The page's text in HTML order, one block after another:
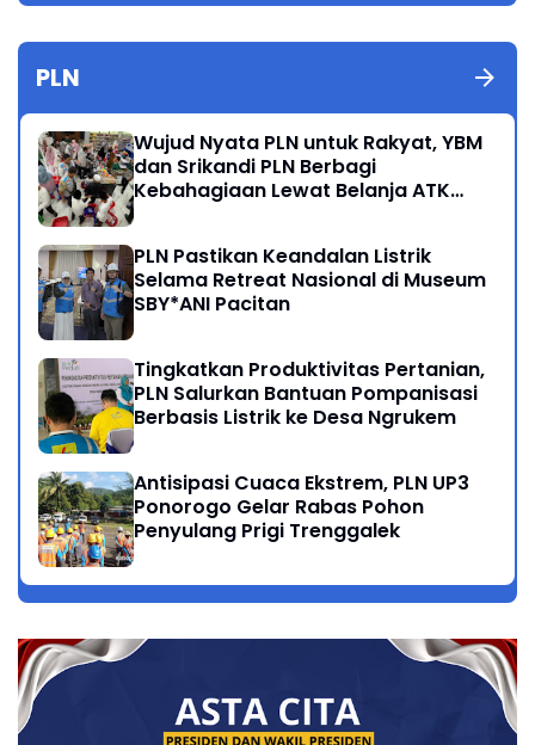
PLN
Wujud Nyata PLN untuk Rakyat, YBM
dan Srikandi PLN Berbagi
Kebahagiaan Lewat Belanja ATK
PLN Pastikan Keandalan Listrik
Selama Retreat Nasional di Museum
SBY*ANI Pacitan
Tingkatkan Produktivitas Pertanian,
PLN Salurkan Bantuan Pompanisasi
Berbasis Listrik ke Desa Ngrukem
Antisipasi Cuaca Ekstrem, PLN UP3
Ponorogo Gelar Rabas Pohon
Penyulang Prigi Trenggalek